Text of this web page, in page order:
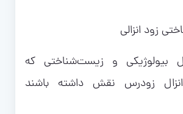
زود انزالی
بیولوژیکی و زیست‌شناختی که
زودرس نقش داشته باشند